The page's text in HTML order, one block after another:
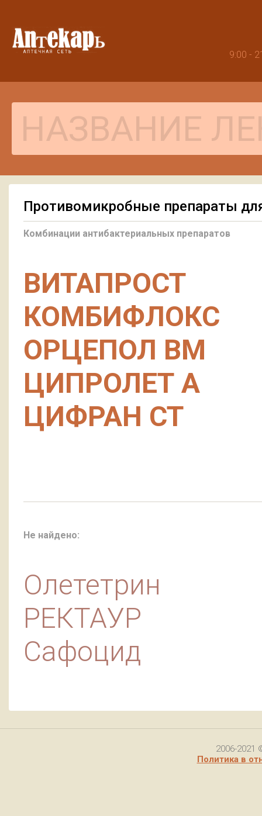
9:00 -
Противомикробные препараты
Комбинации антибактериальных препаратов
ВИТАПРОСТ
КОМБИФЛОКС
ОРЦЕПОЛ ВМ
ЦИПРОЛЕТ А
ЦИФРАН СТ
Не найдено:
Олететрин
РЕКТАУР
Сафоцид
2006-2021
Политика в